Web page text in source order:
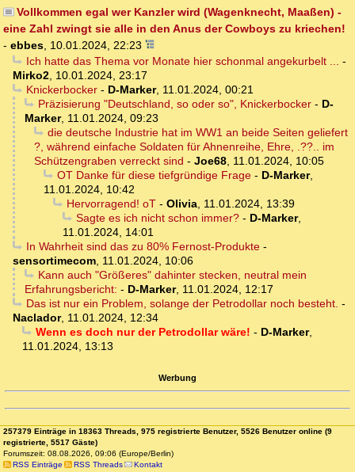
Vollkommen egal wer Kanzler wird (Wagenknecht, Maaßen) -
eine Zahl zwingt sie alle in den Anus der Cowboys zu kriechen!
- ebbes, 10.01.2024, 22:23
Ich hatte das Thema vor Monate hier schonmal angekurbelt ... -
Mirko2, 10.01.2024, 23:17
Knickerbocker- D-Marker, 11.01.2024, 00:21
Präzisierung "Deutschland, so oder so", Knickerbocker- D-
Marker, 11.01.2024, 09:23
die deutsche Industrie hat im WW1 an beide Seiten geliefert
?, während einfache Soldaten für Ahnenreihe, Ehre, .??.. im
Schützengraben verreckt sind - Joe68, 11.01.2024, 10:05
OT Danke für diese tiefgründige Frage- D-Marker,
11.01.2024, 10:42
Hervorragend! oT- Olivia, 11.01.2024, 13:39
Sagte es ich nicht schon immer?- D-Marker,
11.01.2024, 14:01
In Wahrheit sind das zu 80% Fernost-Produkte-
sensortimecom, 11.01.2024, 10:06
Kann auch "Größeres" dahinter stecken, neutral mein
Erfahrungsbericht: - D-Marker, 11.01.2024, 12:17
Das ist nur ein Problem, solange der Petrodollar noch besteht. -
Naclador, 11.01.2024, 12:34
Wenn es doch nur der Petrodollar wäre! - D-Marker,
11.01.2024, 13:13
Werbung
257379 Einträge in 18363 Threads, 975 registrierte Benutzer, 5526 Benutzer online (9
registrierte, 5517 Gäste)
Forumszeit: 08.08.2026, 09:06 (Europe/Berlin)
RSS Einträge
RSS Threads Kontakt